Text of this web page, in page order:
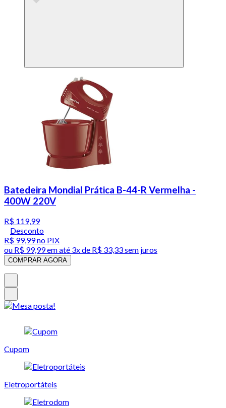
Batedeira Mondial Prática B-44-R Vermelha -
400W 220V
R$ 119,99
Desconto
R$ 99,99no PIX
ou R$ 99,99em até 3x de R$ 33,33 sem juros
COMPRAR AGORA
Cupom
Eletroportáteis